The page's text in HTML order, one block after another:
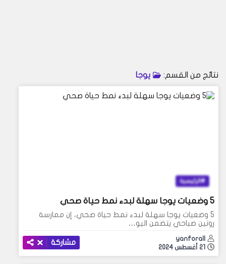
نتائج من القسم: يوجا
الرئيسية
5 وضعيات يوجا سهلة لبدء نمط حياة صحي
5 وضعيات يوجا سهلة لبدء نمط حياة صحي، إن ممارسة
روتين صباحي يتضمن اليو…
yanforall
21 أغسطس 2024
مشاركة